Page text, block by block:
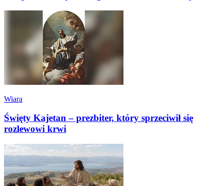
Wiara
Święty Kajetan – prezbiter, który sprzeciwił się
rozlewowi krwi